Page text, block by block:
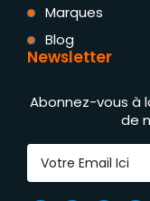
Marques
Blog
Newsletter
Abonnez-vous à
de